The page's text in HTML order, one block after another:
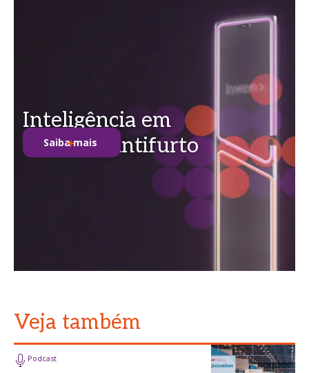
Inteligência em
soluções antifurto
Saiba mais
Veja também
Podcast